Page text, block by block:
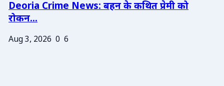
Deoria Crime News: बहन के कथित प्रेमी को
रोकन...
Aug 3, 2026 0 6